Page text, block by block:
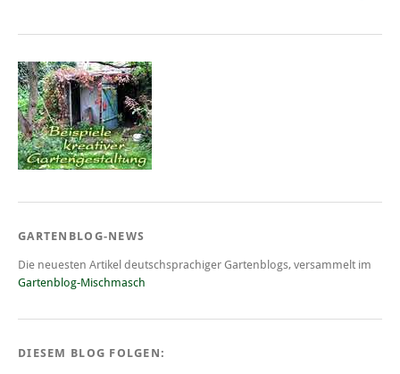
GARTENBLOG-NEWS
Die neuesten Artikel deutschsprachiger Gartenblogs, versammelt im
Gartenblog-Mischmasch
DIESEM BLOG FOLGEN: